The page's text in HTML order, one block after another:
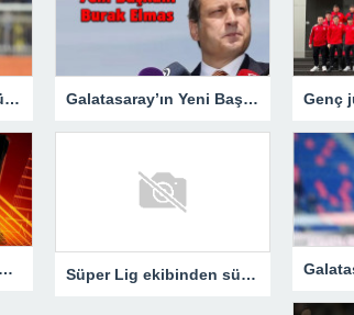
Fenerbahçe’de Arda Güler ve Zajc ilk 11’e dönüyor: İşte muhtemel 11 Galatasaray’ın Yeni Başkanı Burak Elmas – Spor
UEFA Avrupa Ligi’nde, çeyrek final maçları yarın başlayacak! Dev eşleşme… Süper Lig ekibinden sürpriz görüşme! Slaven Bilic…